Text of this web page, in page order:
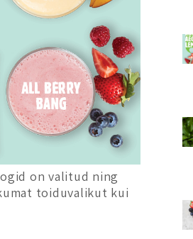
on valitud ning
toiduvalikut kui